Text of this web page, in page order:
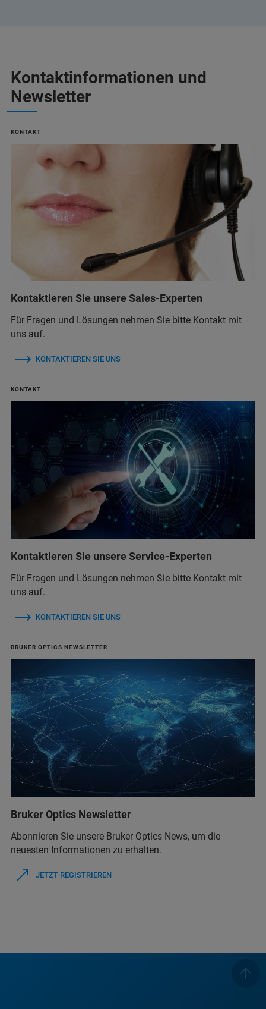
Kontaktinformationen und
Newsletter
KONTAKT
Kontaktieren Sie unsere Sales-Experten
Für Fragen und Lösungen nehmen Sie bitte Kontakt mit
uns auf.
KONTAKTIEREN SIE UNS
KONTAKT
Kontaktieren Sie unsere Service-Experten
Für Fragen und Lösungen nehmen Sie bitte Kontakt mit
uns auf.
KONTAKTIEREN SIE UNS
BRUKER OPTICS NEWSLETTER
Bruker Optics Newsletter
Abonnieren Sie unsere Bruker Optics News, um die
neuesten Informationen zu erhalten.
JETZT REGISTRIEREN